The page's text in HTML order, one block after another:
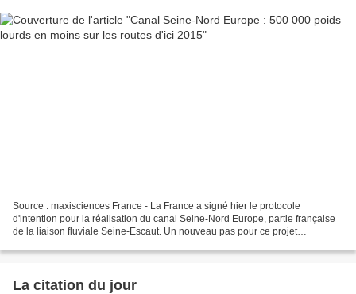
Source : maxisciences France - La France a signé hier le protocole
d'intention pour la réalisation du canal Seine-Nord Europe, partie française
de la liaison fluviale Seine-Escaut. Un nouveau pas pour ce projet
La citation du jour